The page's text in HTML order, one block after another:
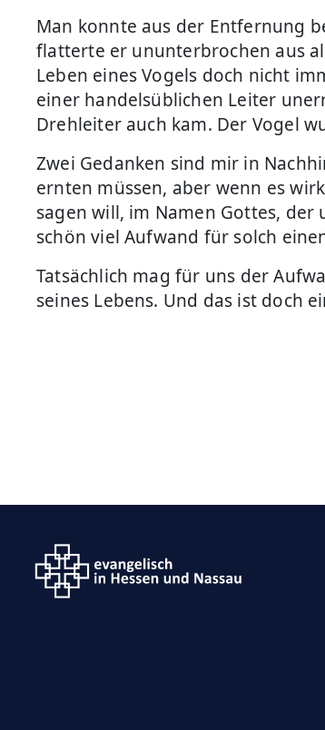
Man konnte aus der Entfernung
flatterte er ununterbrochen aus
Leben eines Vogels doch nicht
einer handelsüblichen Leiter
Drehleiter auch kam. Der Vogel
Zwei Gedanken sind mir in
ernten müssen, aber wenn es
sagen will, im Namen Gottes, der
schön viel Aufwand für solch
Tatsächlich mag für uns der
seines Lebens. Und das ist doch